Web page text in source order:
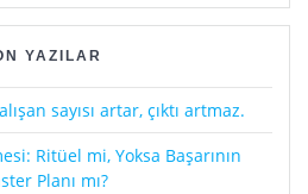
YAZILAR
sayısı artar, çıktı artmaz.
Ritüel mi, Yoksa Başarının
Planı mı?